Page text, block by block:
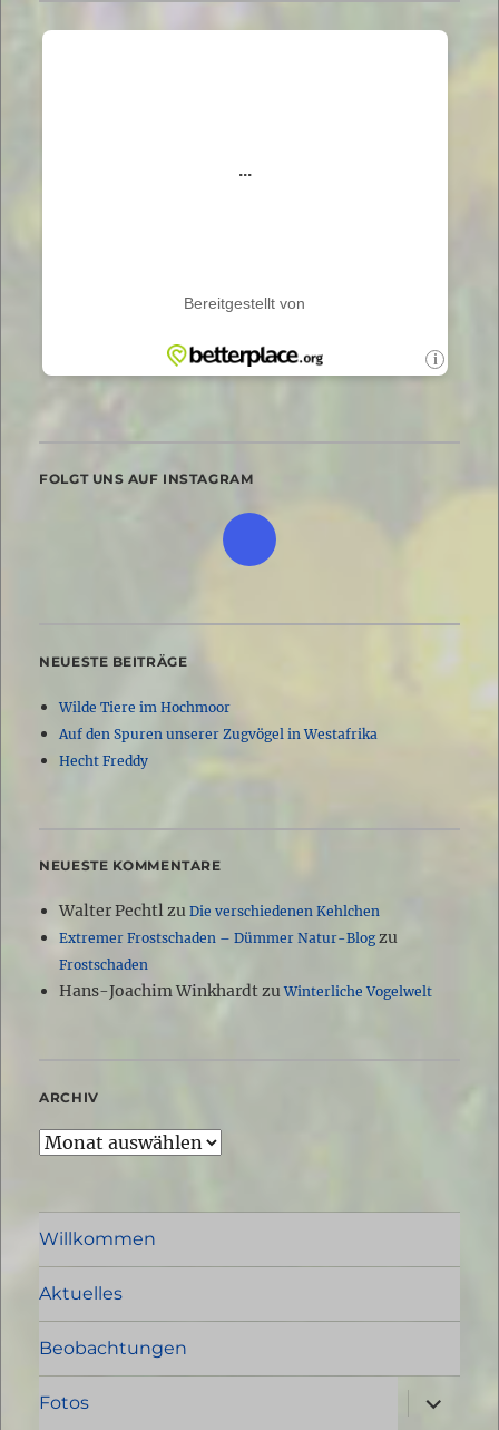
FOLGT UNS AUF INSTAGRAM
NEUESTE BEITRÄGE
Wilde Tiere im Hochmoor
Auf den Spuren unserer Zugvögel in Westafrika
Hecht Freddy
NEUESTE KOMMENTARE
Walter Pechtlzu Die verschiedenen Kehlchen
Extremer Frostschaden – Dümmer Natur-Blogzu
Frostschaden
Hans-Joachim WinkhardtzuWinterliche Vogelwelt
ARCHIV
Archiv
Willkommen
Aktuelles
Beobachtungen
Fotos
öffnen